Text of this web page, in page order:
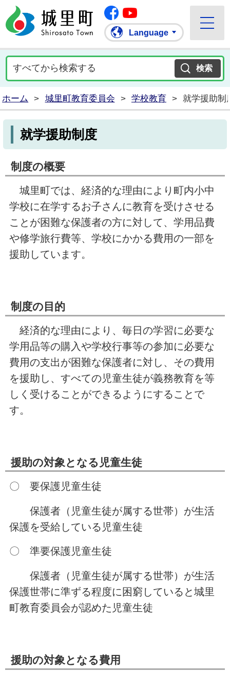
城里町ホームページ
Facebook
Language
ホーム > 城里町教育委員会 > 学校教育 > 就学援助制
就学援助制度
制度の概要
城里町では、経済的な理由により町内小中
学校に在学するお子さんに教育を受けさせる
ことが困難な保護者の方に対して、学用品費
や修学旅行費等、学校にかかる費用の一部を
援助しています。
制度の目的
経済的な理由により、毎日の学習に必要な
学用品等の購入や学校行事等の参加に必要な
費用の支出が困難な保護者に対し、その費用
を援助し、すべての児童生徒が義務教育を等
しく受けることができるようにすることで
す。
援助の対象となる児童生徒
〇 要保護児童生徒
保護者（児童生徒が属する世帯）が生活
保護を受給している児童生徒
〇 準要保護児童生徒
保護者（児童生徒が属する世帯）が生活
保護世帯に準ずる程度に困窮していると城里
町教育委員会が認めた児童生徒
援助の対象となる費用